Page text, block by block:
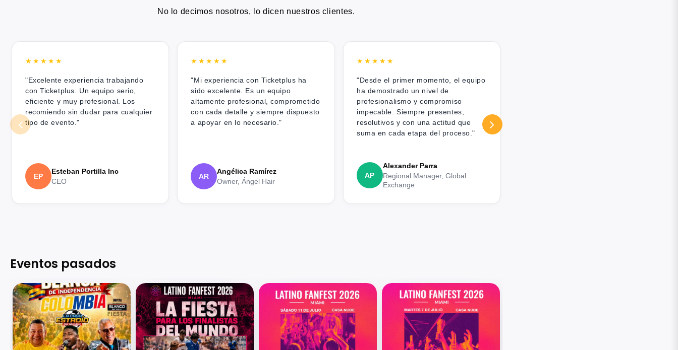
No lo decimos nosotros, lo dicen nuestros clientes.
★★★★★
"Excelente experiencia trabajando
con Ticketplus. Un equipo serio,
eficiente y muy profesional. Los
recomiendo sin dudar para cualquier
tipo de evento."
EP
Esteban Portilla Inc
CEO
★★★★★
"Mi experiencia con Ticketplus ha
sido excelente. Es un equipo
altamente profesional, comprometido
con cada detalle y siempre dispuesto
a apoyar en lo necesario."
AR
Angélica Ramírez
Owner, Ángel Hair
★★★★★
"Desde el primer momento, el equipo
ha demostrado un nivel de
profesionalismo y compromiso
impecable. Siempre presentes,
resolutivos y con una actitud que
suma en cada etapa del proceso."
AP
Alexander Parra
Regional Manager, Global
Exchange
Eventos pasados